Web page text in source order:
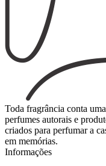
Toda fragrância conta
perfumes autorais e
criados para perfumar a
em memórias.
Informações